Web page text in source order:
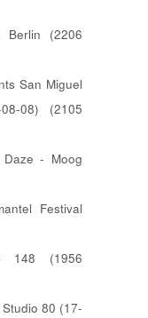
Berlin (2206
San Miguel
08) (2105
- Moog
Festival
148 (1956
80 (17-